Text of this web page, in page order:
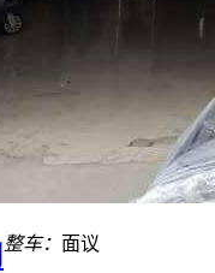
整车： 面议